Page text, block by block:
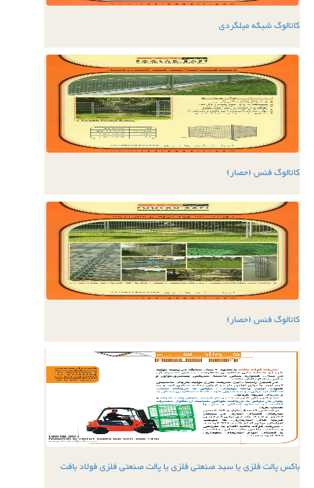
کاتالوگ شبکه میلگردی
کاتالوگ فنس (حصار)
کاتالوگ فنس (حصار)
باکس پالت فلزی یا سبد صنعتی فلزی یا پالت صنعتی فلزی فولاد بافت